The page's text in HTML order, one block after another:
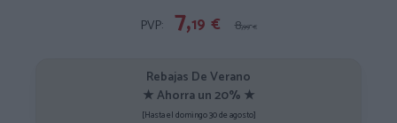
PVP: 7,19 € 8,99 €
Rebajas De Verano
★ Ahorra un 20% ★
[Hasta el domingo 30 de agosto]